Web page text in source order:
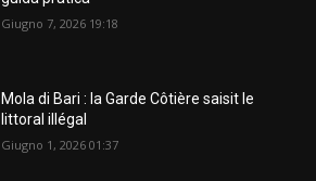
Giugno 7, 2026 19:18
Mola di Bari : la Garde Côtière saisit le
littoral illégal
Giugno 1, 2026 01:37